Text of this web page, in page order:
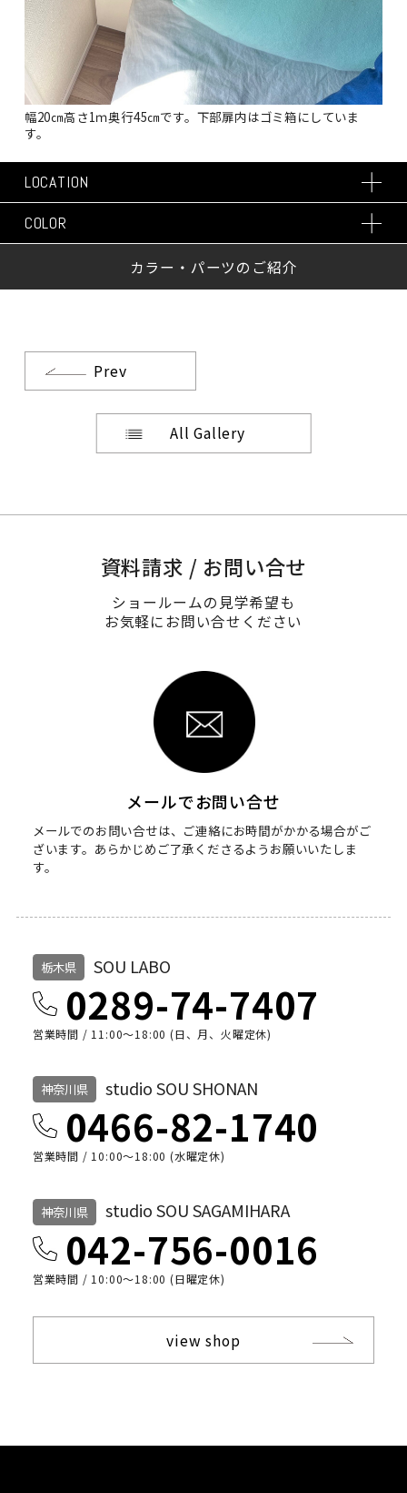
幅20㎝高さ1ｍ奥行45㎝です。下部扉内はゴミ箱にしていま
す。
LOCATION
COLOR
カラー・パーツのご紹介
Prev
All Gallery
資料請求 / お問い合せ
ショールームの見学希望も
お気軽にお問い合せください
メールでお問い合せ
メールでのお問い合せは、ご連絡にお時間がかかる場合がご
ざいます。 あらかじめご了承くださるようお願いいたしま
す。
栃木県 SOU LABO
0289-74-7407
営業時間 / 11:00～18:00 (日、月、火曜定休)
神奈川県 studio SOU SHONAN
0466-82-1740
営業時間 / 10:00〜18:00 (水曜定休)
神奈川県 studio SOU SAGAMIHARA
042-756-0016
営業時間 / 10:00〜18:00 (日曜定休)
view shop